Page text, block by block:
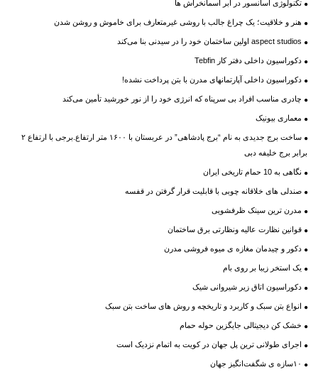
تکنولوژی آسانسور در ابر آسمانخراش ها
هنر و خلاقیت؛ یک چراغ جالب با روشی غیرمتعارف برای خاموش و روشن شدن
aspect studios اولین ساختمان خود را در سیدنی بنا می‌کند
دکوراسیون داخلی دفتر کار Tebfin
دکوراسیون داخلی آپارتمانهای مدرن با بتن پرداخت نشده!
چادری مناسب افراد بی سرپناه که انرژی خود را از نور خورشید تأمین می‌کند
معماری بیونیک
ساخت برج جدیدی به نام “برج پادشاهی” در عربستان با ۱۶۰۰ متر ارتفاع.برجی با ارتفاع ۲
برابر برج خلیفه دبی
نگاهی به 10 حمام تاریخی ایران
صندلی های خلاقانه چوبی با قابلیت قرار گرفتن در قفسه
مدرن ترین سینک ظرفشویی
قوانین نظارت عالیه ونظارتی برق ساختمان
دکور و چیدمان مغازه ی میوه فروشی مدرن
یک استخر زیبا بر روی بام
دکوراسیون اتاق زیر شیروانی شیک
انواع بتن سبک و کاربرد و تاریخچه و روش های ساخت بتن سبک
خشک کن دیجیتالی جایگزین حوله حمام
اجرای طولانی ترین پل جهان در کویت به اتمام نزدیک است
۱۰سازه ی شگفت‌انگیز جهان